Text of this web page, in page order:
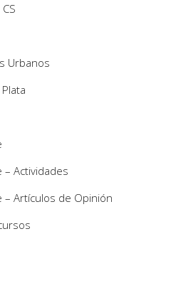
Urbanos
– Actividades
– Artículos de Opinión